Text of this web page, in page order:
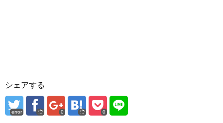
シェアする
error 0 0